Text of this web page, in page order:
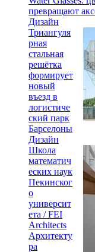
превращают
Дизайн
Триангуля
рная
стальная
решётка
формирует
новый
въезд в
логистиче
ский парк
Барселоны
Дизайн
Школа
математич
еских наук
Пекинског
о
университ
ета / FEI
Architects
Архитекту
ра